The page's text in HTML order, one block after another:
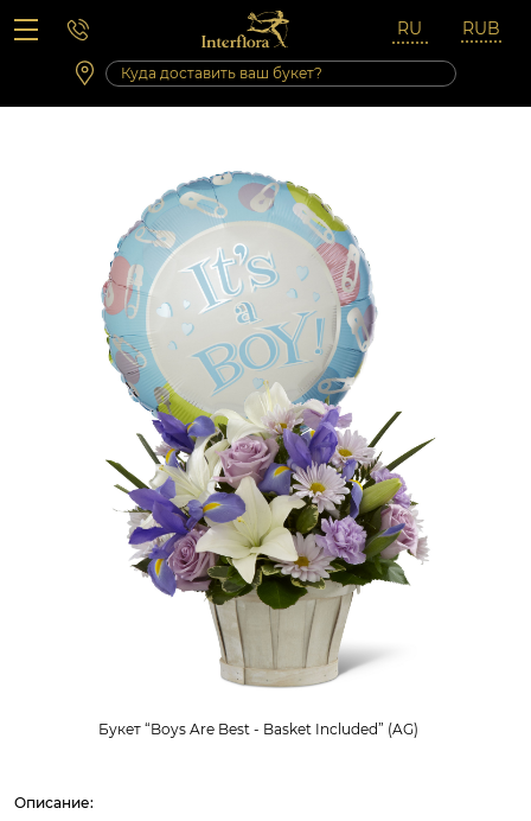
Вопросы-ответы
Сб 10:00 ‐ 14:00
Выходные и праздничные дни
Букет “Boys Are Best - Basket Included” (AG)
Описание: